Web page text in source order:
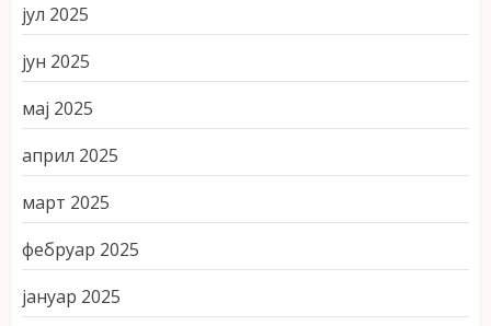
јул 2025
јун 2025
мај 2025
април 2025
март 2025
фебруар 2025
јануар 2025